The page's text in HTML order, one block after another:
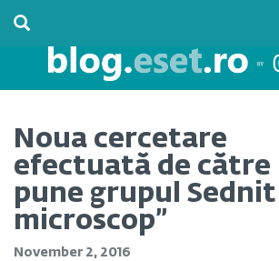
Noua cercetare
efectuată de către
pune grupul Sednit
microscop”
November 2, 2016